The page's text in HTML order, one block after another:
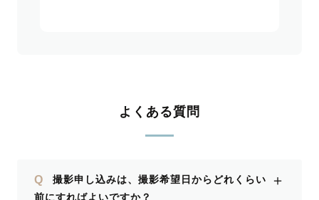
よくある質問
Q
撮影申し込みは、撮影希望日からどれくらい
前にすればよいですか？
＋